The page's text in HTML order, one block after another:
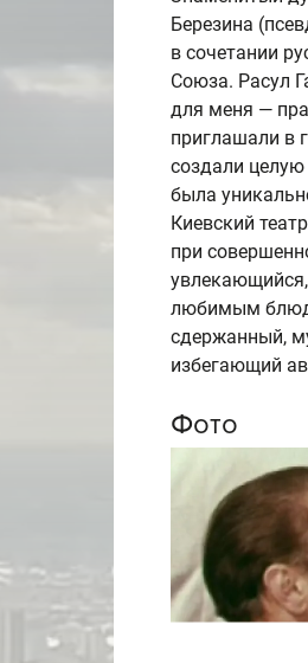
Березина
в сочетании
Союза. Расул
для меня —
приглашали в
создали
была
Киевский
при
любимым
сдержанный,
избегающий
Фото